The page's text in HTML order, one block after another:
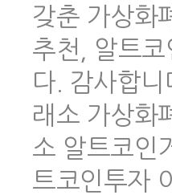
갖춘 가상화
추천, 알트
다. 감사합
래소 가상화
소 알트코인
트코인투자